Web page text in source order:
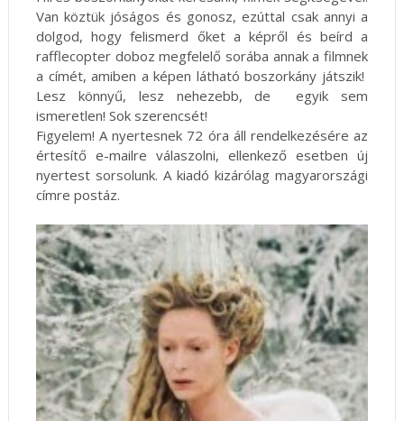
Van köztük jóságos és gonosz, ezúttal csak annyi a
dolgod, hogy felismerd őket a képről és beírd a
rafflecopter doboz megfelelő sorába annak a filmnek
a címét, amiben a képen látható boszorkány játszik!
Lesz könnyű, lesz nehezebb, de egyik sem
ismeretlen! Sok szerencsét!
Figyelem! A nyertesnek 72 óra áll rendelkezésére az
értesítő e-mailre válaszolni, ellenkező esetben új
nyertest sorsolunk. A kiadó kizárólag magyarországi
címre postáz.